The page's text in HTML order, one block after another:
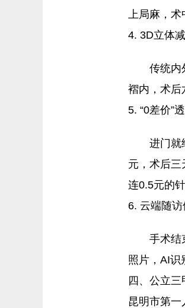
上局麻，
4. 3D立体
传统内
褶内，术后
5. “0差价”
进门就
元，术后三
连0.5元的
6. 云端随访
手术结
照片，AI识
四、公立三
昆明市第